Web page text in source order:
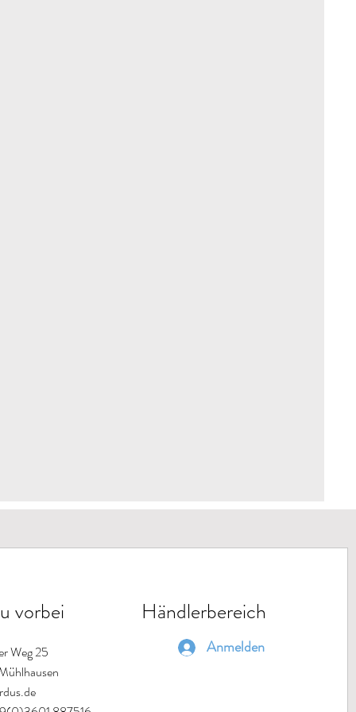
vorbei
Weg 25
Händlerbereich
Anmelden